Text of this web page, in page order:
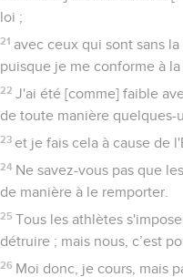
loi ;
21 avec ceux qui sont sans
puisque je me conforme à
22 J'ai été [comme] faible
de toute manière quelques-
23 et je fais cela à cause de
24 Ne savez-vous pas que
de manière à le remporter.
25 Tous les athlètes
détruire ; mais nous, c’est
26 Moi donc, je cours, mais